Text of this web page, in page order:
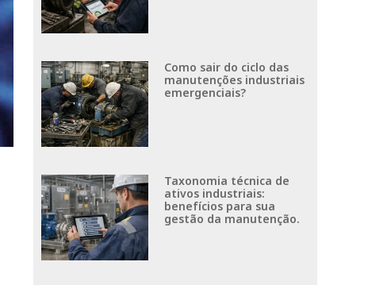
Como sair do ciclo das
manutenções industriais
emergenciais?
Taxonomia técnica de
ativos industriais:
benefícios para sua
gestão da manutenção.